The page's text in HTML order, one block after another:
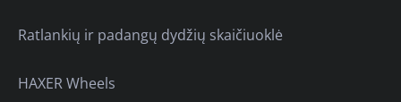
Ratlankių ir padangų dydžių skaičiuoklė
HAXER Wheels